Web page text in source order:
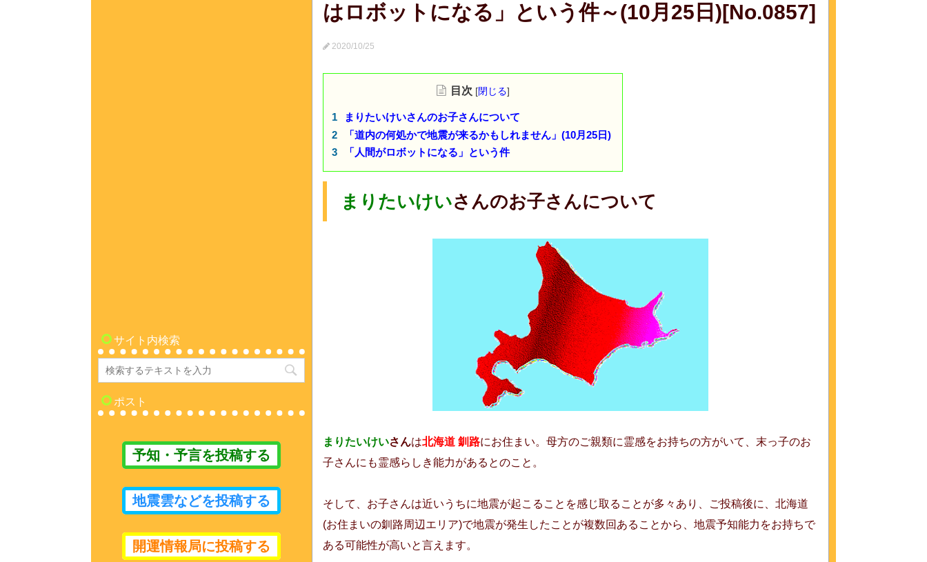
はロボットになる」という件～(10月25日)[No.0857]
2020/10/25
目次 [閉じる]
まりたいけいさんのお子さんについて
「道内の何処かで地震が来るかもしれません」(10月25日)
「人間がロボットになる」という件
まりたいけいさんのお子さんについて
まりたいけいさんは北海道 釧路にお住まい。母方のご親類に霊感をお持ちの方がいて、末っ子のお
子さんにも霊感らしき能力があるとのこと。
そして、お子さんは近いうちに地震が起こることを感じ取ることが多々あり、ご投稿後に、北海道
(お住まいの釧路周辺エリア)で地震が発生したことが複数回あることから、地震予知能力をお持ちで
ある可能性が高いと言えます。
サイト内検索
ポスト
予知・予言を投稿する
地震雲などを投稿する
開運情報局に投稿する